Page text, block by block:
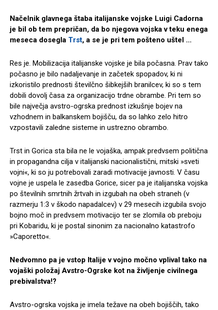
Načelnik glavnega štaba italijanske vojske Luigi Cadorna
je bil ob tem prepričan, da bo njegova vojska v teku enega
meseca dosegla Trst, a se je pri tem pošteno uštel …
Res je. Mobilizacija italijanske vojske je bila počasna. Prav tako
počasno je bilo nadaljevanje in začetek spopadov, ki ni
izkoristilo prednosti številčno šibkejših branilcev, ki so s tem
dobili dovolj časa za organizacijo trdne obrambe. Pri tem so
bile največja avstro-ogrska prednost izkušnje bojev na
vzhodnem in balkanskem bojišču, da so lahko zelo hitro
vzpostavili zaledne sisteme in ustrezno obrambo.
Trst in Gorica sta bila ne le vojaška, ampak predvsem politična
in propagandna cilja v italijanski nacionalistični, mitski »sveti
vojni«, ki so ju potrebovali zaradi motivacije javnosti. V času
vojne je uspela le zasedba Gorice, sicer pa je italijanska vojska
po številnih smrtnih žrtvah in izgubah na obeh straneh (v
razmerju 1:3 v škodo napadalcev) v 29 mesecih izgubila svojo
bojno moč in predvsem motivacijo ter se zlomila ob preboju
pri Kobaridu, ki je postal sinonim za nacionalno katastrofo
»Caporetto«.
Nedvomno pa je vstop Italije v vojno močno vplival tako na
vojaški položaj Avstro-Ogrske kot na življenje civilnega
prebivalstva!?
Avstro-ogrska vojska je imela težave na obeh bojiščih, tako